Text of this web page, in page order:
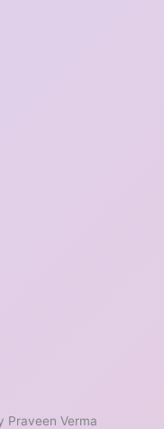
Praveen Verma